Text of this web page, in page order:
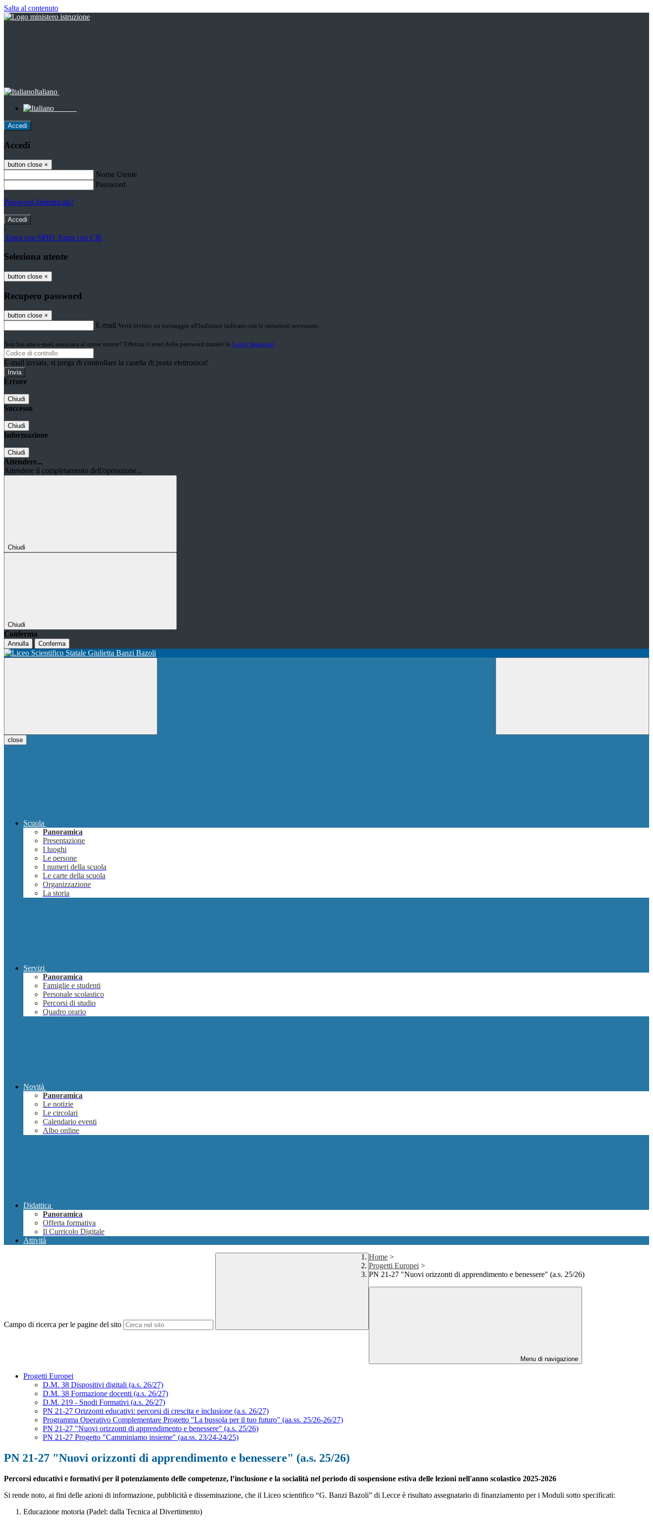
Salta al contenuto
Italiano
Accedi
Accedi
button close ×
Nome Utente
Password
Password dimenticata?
-
Entra con SPID Entra con CIE
Seleziona utente
button close ×
Recupero password
button close ×
E-mail Verrà inviato un messaggio all'indirizzo indicato con le istruzioni necessarie.
Non hai una e-mail associata al nome utente? Effettua il reset della password tramite la Login Spaggiari
E-mail inviata, si prega di controllare la casella di posta elettronica!
Errore
Chiudi
Successo
Chiudi
Informazione
Chiudi
Attendere...
Attendere il completamento dell'operazione...
Chiudi
Chiudi
Conferma
Annulla Conferma
close
Scuola
Panoramica
Presentazione
I luoghi
Le persone
I numeri della scuola
Le carte della scuola
Organizzazione
La storia
Servizi
Panoramica
Famiglie e studenti
Personale scolastico
Percorsi di studio
Quadro orario
Novità
Panoramica
Le notizie
Le circolari
Calendario eventi
Albo online
Didattica
Panoramica
Offerta formativa
Il Curricolo Digitale
Attività
Campo di ricerca per le pagine del sito
Home >
Progetti Europei >
PN 21-27 "Nuovi orizzonti di apprendimento e benessere" (a.s. 25/26)
Menu di navigazione
Progetti Europei
D.M. 38 Dispositivi digitali (a.s. 26/27)
D.M. 38 Formazione docenti (a.s. 26/27)
D.M. 219 - Snodi Formativi (a.s. 26/27)
PN 21-27 Orizzonti educativi: percorsi di crescita e inclusione (a.s. 26/27)
Programma Operativo Complementare Progetto "La bussola per il tuo futuro" (aa.ss. 25/26-26/27)
PN 21-27 "Nuovi orizzonti di apprendimento e benessere" (a.s. 25/26)
PN 21-27 Progetto "Camminiamo insieme" (aa.ss. 23/24-24/25)
PN 21-27 "Nuovi orizzonti di apprendimento e benessere" (a.s. 25/26)
Percorsi educativi e formativi per il potenziamento delle competenze, l’inclusione e la socialità nel periodo di sospensione estiva delle lezioni nell'anno scolastico 2025-2026
Si rende noto, ai fini delle azioni di informazione, pubblicità e disseminazione, che il Liceo scientifico “G. Banzi Bazoli” di Lecce è risultato assegnatario di finanziamento per i Moduli sotto specificati:
Educazione motoria (Padel: dalla Tecnica al Divertimento)